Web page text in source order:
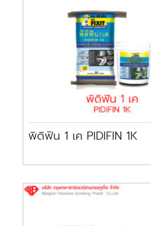
พิดิฟิน 1 เค PIDIFIN 1K